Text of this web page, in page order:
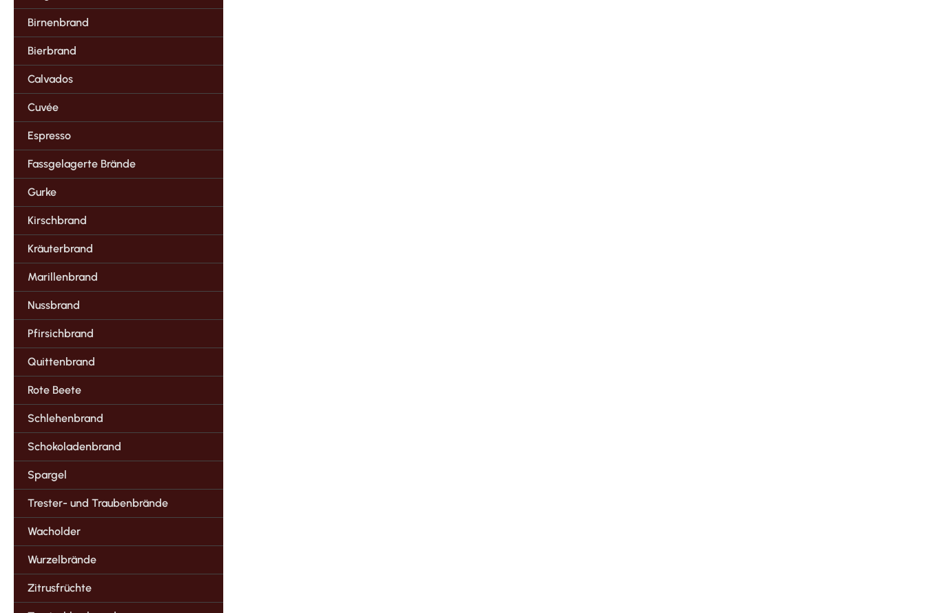
Birnenbrand
Bierbrand
Calvados
Cuvée
Espresso
Fassgelagerte Brände
Gurke
Kirschbrand
Kräuterbrand
Marillenbrand
Nussbrand
Pfirsichbrand
Quittenbrand
Rote Beete
Schlehenbrand
Schokoladenbrand
Spargel
Trester- und Traubenbrände
Wacholder
Wurzelbrände
Zitrusfrüchte